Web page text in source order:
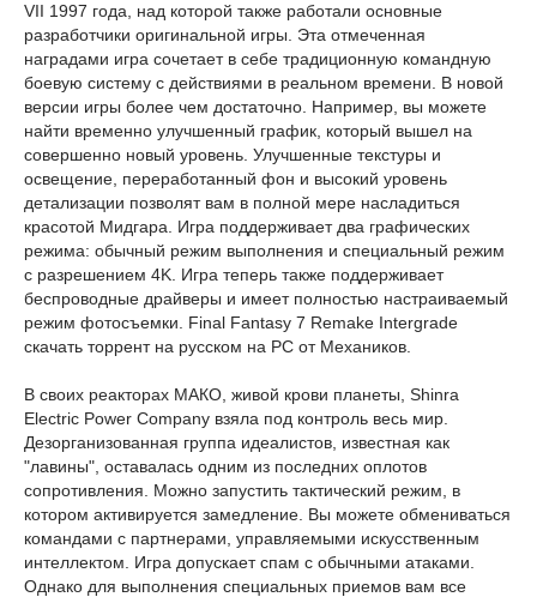
VII 1997 года, над которой также работали основные
разработчики оригинальной игры. Эта отмеченная
наградами игра сочетает в себе традиционную командную
боевую систему с действиями в реальном времени. В новой
версии игры более чем достаточно. Например, вы можете
найти временно улучшенный график, который вышел на
совершенно новый уровень. Улучшенные текстуры и
освещение, переработанный фон и высокий уровень
детализации позволят вам в полной мере насладиться
красотой Мидгара. Игра поддерживает два графических
режима: обычный режим выполнения и специальный режим
с разрешением 4K. Игра теперь также поддерживает
беспроводные драйверы и имеет полностью настраиваемый
режим фотосъемки. Final Fantasy 7 Remake Intergrade
скачать торрент на русском на PC от Механиков.
В своих реакторах МАКО, живой крови планеты, Shinra
Electric Power Company взяла под контроль весь мир.
Дезорганизованная группа идеалистов, известная как
"лавины", оставалась одним из последних оплотов
сопротивления. Можно запустить тактический режим, в
котором активируется замедление. Вы можете обмениваться
командами с партнерами, управляемыми искусственным
интеллектом. Игра допускает спам с обычными атаками.
Однако для выполнения специальных приемов вам все